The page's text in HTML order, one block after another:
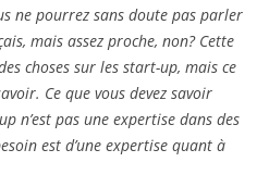
ne pourrez sans doute pas parler
mais assez proche, non? Cette
choses sur les start-up, mais ce
Ce que vous devez savoir
n’est pas une expertise dans des
est d’une expertise quant à